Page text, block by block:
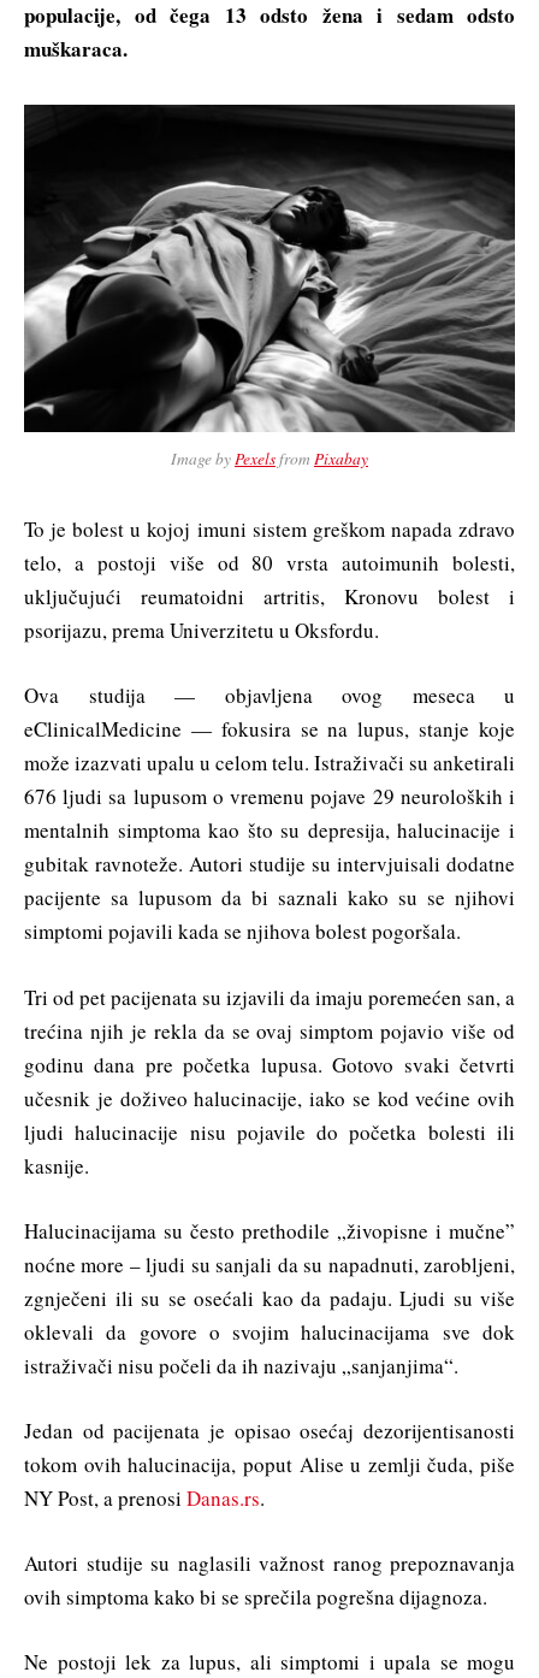
populacije, od čega 13 odsto žena i sedam odsto
muškaraca.
Image byPexelsfrom Pixabay
To je bolest u kojoj imuni sistem greškom napada zdravo
telo, a postoji više od 80 vrsta autoimunih bolesti,
uključujući reumatoidni artritis, Kronovu bolest i
psorijazu, prema Univerzitetu u Oksfordu.
Ova studija — objavljena ovog meseca u
eClinicalMedicine — fokusira se na lupus, stanje koje
može izazvati upalu u celom telu. Istraživači su anketirali
676 ljudi sa lupusom o vremenu pojave 29 neuroloških i
mentalnih simptoma kao što su depresija, halucinacije i
gubitak ravnoteže. Autori studije su intervjuisali dodatne
pacijente sa lupusom da bi saznali kako su se njihovi
simptomi pojavili kada se njihova bolest pogoršala.
Tri od pet pacijenata su izjavili da imaju poremećen san, a
trećina njih je rekla da se ovaj simptom pojavio više od
godinu dana pre početka lupusa. Gotovo svaki četvrti
učesnik je doživeo halucinacije, iako se kod većine ovih
ljudi halucinacije nisu pojavile do početka bolesti ili
kasnije.
Halucinacijama su često prethodile „živopisne i mučne”
noćne more – ljudi su sanjali da su napadnuti, zarobljeni,
zgnječeni ili su se osećali kao da padaju. Ljudi su više
oklevali da govore o svojim halucinacijama sve dok
istraživači nisu počeli da ih nazivaju „sanjanjima“.
Jedan od pacijenata je opisao osećaj dezorijentisanosti
tokom ovih halucinacija, poput Alise u zemlji čuda, piše
NY Post, a prenosi Danas.rs.
Autori studije su naglasili važnost ranog prepoznavanja
ovih simptoma kako bi se sprečila pogrešna dijagnoza.
Ne postoji lek za lupus, ali simptomi i upala se mogu